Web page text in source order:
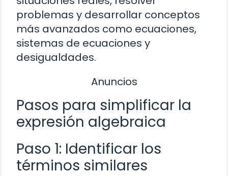
problemas y desarrollar conceptos
más avanzados como ecuaciones,
sistemas de ecuaciones y
desigualdades.
Anuncios
Pasos para simplificar la
expresión algebraica
Paso 1: Identificar los
términos similares